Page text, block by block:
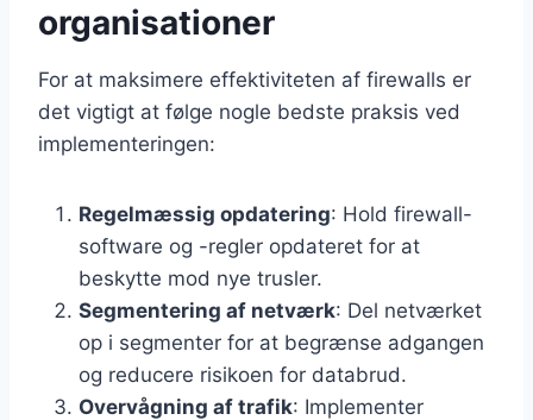
organisationer
For at maksimere effektiviteten af firewalls er
det vigtigt at følge nogle bedste praksis ved
implementeringen:
Regelmæssig opdatering: Hold firewall-
software og -regler opdateret for at
beskytte mod nye trusler.
Segmentering af netværk: Del netværket
op i segmenter for at begrænse adgangen
og reducere risikoen for databrud.
Overvågning af trafik: Implementer